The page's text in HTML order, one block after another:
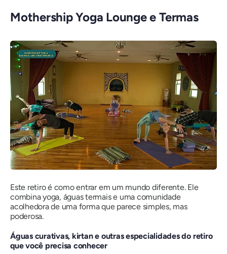
Mothership Yoga Lounge e Termas
Este retiro é como entrar em um mundo diferente. Ele
combina yoga, águas termais e uma comunidade
acolhedora de uma forma que parece simples, mas
poderosa.
Águas curativas, kirtan e outras especialidades do retiro
que você precisa conhecer